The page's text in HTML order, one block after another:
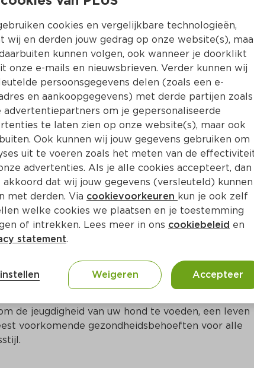
Per Stazak 1400 g  (per kilo €5.71)
7.99
Toevoegen
die ontwikkeld samen met vooraanstaande
de jeugdigheid van uw hond te voeden, een leven
voorkomende gezondheidsbehoeften voor alle
cookies en vergelijkbare technologieën,
wij en derden jouw gedrag op onze website(s),
kunnen volgen, ook wanneer je doorklikt
onze e-mails en nieuwsbrieven. Verder kunnen wij
persoonsgegevens delen (zoals een e-
en aankoopgegevens) met derde partijen zoals
advertentiepartners om je gepersonaliseerde
te laten zien op onze website(s), maar ook
Ook kunnen wij jouw gegevens gebruiken om
uit te voeren zoals het meten van de
advertenties. Als je alle cookies accepteert, dan
akkoord dat wij jouw gegevens (versleuteld) kunnen
met derden. Via cookievoorkeuren kun je ook zelf
welke cookies we plaatsen en je toestemming
of intrekken. Lees meer in ons cookiebeleid en
statement.
Weigeren Accepteer